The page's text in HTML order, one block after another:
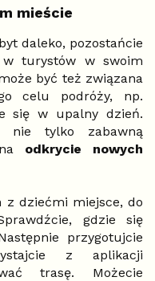
mieście
daleko, pozostańcie
turystów w swoim
być też związana
celu podróży, np.
się w upalny dzień.
nie tylko zabawną
odkrycie nowych
z dziećmi miejsce, do
gdzie się
przygotujcie
z aplikacji
trasę. Możecie